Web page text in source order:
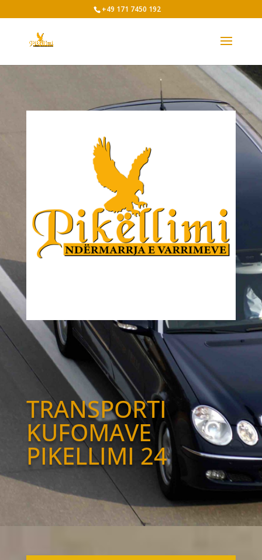
+49 171 7450 192
TRANSPORTI
KUFOMAVE
PIKELLIMI 24